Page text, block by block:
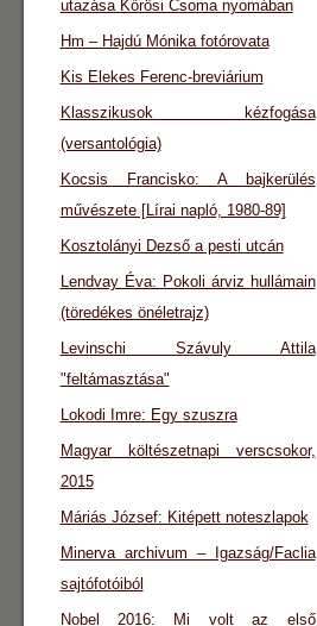
utazása Kőrösi Csoma nyomában
Hm – Hajdú Mónika fotórovata
Kis Elekes Ferenc-breviárium
Klasszikusok kézfogása
(versantológia)
Kocsis Francisko: A bajkerülés
művészete [Lírai napló, 1980-89]
Kosztolányi Dezső a pesti utcán
Lendvay Éva: Pokoli árviz hullámain
(töredékes önéletrajz)
Levinschi Szávuly Attila
"feltámasztása"
Lokodi Imre: Egy szuszra
Magyar költészetnapi verscsokor,
2015
Máriás József: Kitépett noteszlapok
Minerva archivum – Igazság/Faclia
sajtófotóiból
Nobel 2016: Mi volt az első